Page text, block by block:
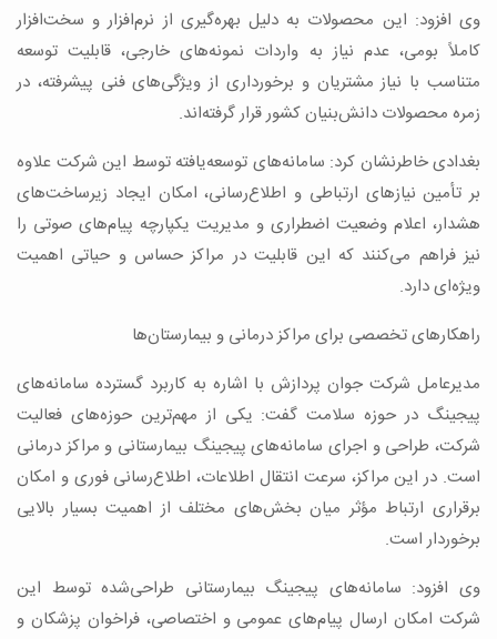
وی افزود: این محصولات به دلیل بهره‌گیری از نرم‌افزار و سخت‌افزار
کاملاً بومی، عدم نیاز به واردات نمونه‌های خارجی، قابلیت توسعه
متناسب با نیاز مشتریان و برخورداری از ویژگی‌های فنی پیشرفته، در
زمره محصولات دانش‌بنیان کشور قرار گرفته‌اند.
بغدادی خاطرنشان کرد: سامانه‌های توسعه‌یافته توسط این شرکت علاوه
بر تأمین نیازهای ارتباطی و اطلاع‌رسانی، امکان ایجاد زیرساخت‌های
هشدار، اعلام وضعیت اضطراری و مدیریت یکپارچه پیام‌های صوتی را
نیز فراهم می‌کنند که این قابلیت در مراکز حساس و حیاتی اهمیت
ویژه‌ای دارد.
راهکارهای تخصصی برای مراکز درمانی و بیمارستان‌ها
مدیرعامل شرکت جوان پردازش با اشاره به کاربرد گسترده سامانه‌های
پیجینگ در حوزه سلامت گفت: یکی از مهم‌ترین حوزه‌های فعالیت
شرکت، طراحی و اجرای سامانه‌های پیجینگ بیمارستانی و مراکز درمانی
است. در این مراکز، سرعت انتقال اطلاعات، اطلاع‌رسانی فوری و امکان
برقراری ارتباط مؤثر میان بخش‌های مختلف از اهمیت بسیار بالایی
برخوردار است.
وی افزود: سامانه‌های پیجینگ بیمارستانی طراحی‌شده توسط این
شرکت امکان ارسال پیام‌های عمومی و اختصاصی، فراخوان پزشکان و